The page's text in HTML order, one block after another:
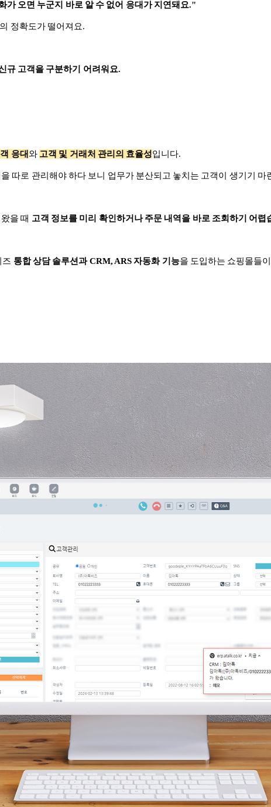
가 오면 누군지 바로 알 수 없어 응대가 지연돼요."
정확도가 떨어져요.
규 고객을 구분하기 어려워요.
응대와 고객 및 거래처 관리의 효율성입니다.
따로 관리해야 하다 보니 업무가 분산되고 놓치는 고객이 생기기 마
을 때 고객 정보를 미리 확인하거나 주문 내역을 바로 조회하기 어렵
즈 통합 상담 솔루션과 CRM, ARS 자동화 기능을 도입하는 쇼핑몰들